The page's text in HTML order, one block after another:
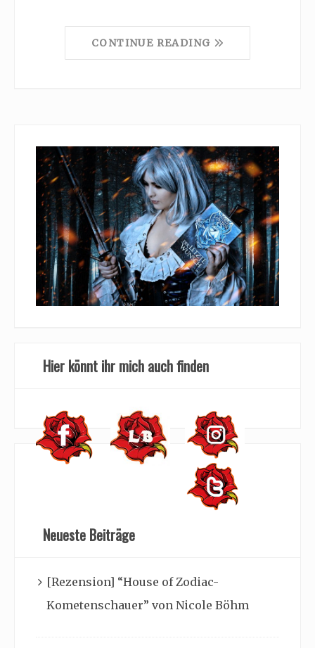
CONTINUE READING
Hier könnt ihr mich auch finden
Neueste Beiträge
[Rezension] “House of Zodiac-
Kometenschauer” von Nicole Böhm